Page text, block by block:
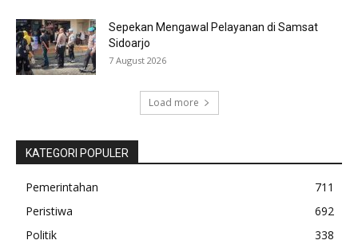
Sepekan Mengawal Pelayanan di Samsat
Sidoarjo
7 August 2026
Load more
KATEGORI POPULER
Pemerintahan
711
Peristiwa
692
Politik
338